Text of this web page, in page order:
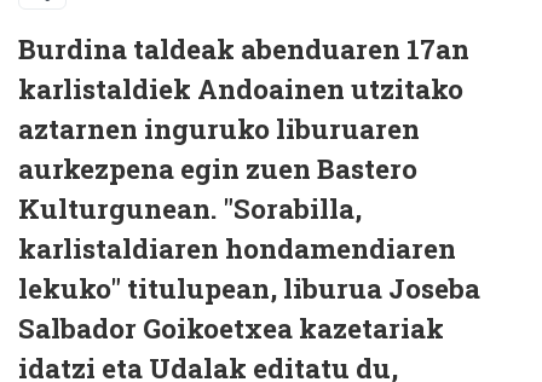
Burdina taldeak abenduaren 17an
karlistaldiek Andoainen utzitako
aztarnen inguruko liburuaren
aurkezpena egin zuen Bastero
Kulturgunean. "Sorabilla,
karlistaldiaren hondamendiaren
lekuko" titulupean, liburua Joseba
Salbador Goikoetxea kazetariak
idatzi eta Udalak editatu du,